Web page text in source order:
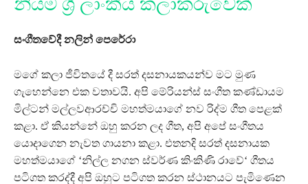
සංගීතවේදී නලින් පෙරේරා
මගේ කලා ජීවිතයේ දී සරත් දසනායකයන්ව මට මුණ
ගැහෙන්නෙ එක වතාවයි. අපි මේරියන්ස් සංගීත කණ්ඩායම
මිල්ටන් මල්ලවආරච්චි මහත්මයාගේ නව රිද්ම ගීත පෙළක්
කළා. ඒ කියන්නේ ඔහු කරන ලද ගීත, අපි අපේ සංගීතය
යොදාගෙන නැවත ගායනා කළා. එතනදි සරත් දසනායක
මහත්මයාගේ ‘නිල්ල නගන ස්වර්ණ කිංකිණි රාවේ‘ ගීතය
පටිගත කරද්දී අපි ඔහුට පටිගත කරන ස්ථානයට පැමිණෙන